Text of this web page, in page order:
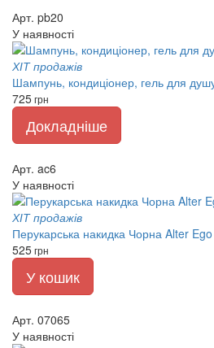
Арт. pb20
У наявності
ХІТ продажів
Шампунь, кондиціонер, гель для
725грн
Докладніше
Арт. ac6
У наявності
ХІТ продажів
Перукарська накидка Чорна Alter Ego
525грн
У кошик
Арт. 07065
У наявності